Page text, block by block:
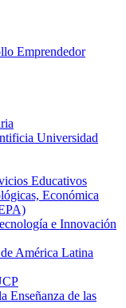
Emprendedor
Universidad
Educativos
Económica
e Innovación
América Latina
Enseñanza de las